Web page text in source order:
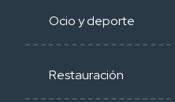
Ocio y deporte
Restauración